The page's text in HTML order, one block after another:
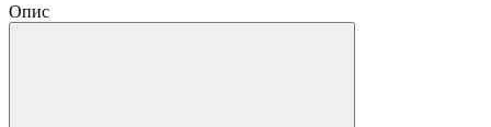
Опис